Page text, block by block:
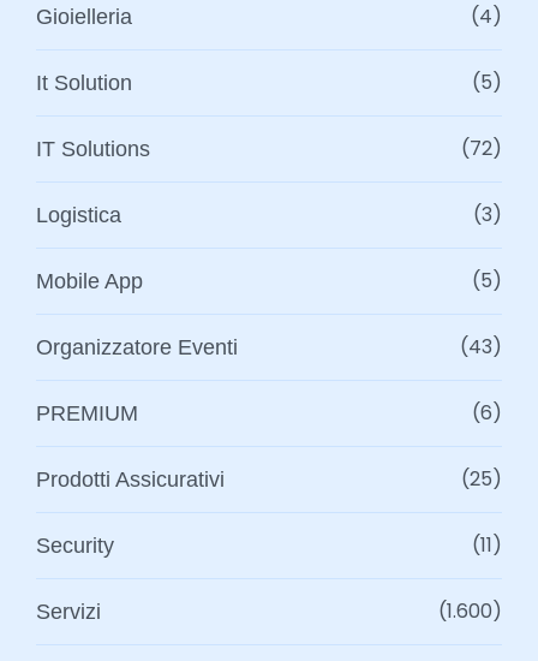
Gioielleria (4)
It Solution (5)
IT Solutions (72)
Logistica (3)
Mobile App (5)
Organizzatore Eventi (43)
PREMIUM (6)
Prodotti Assicurativi (25)
Security (11)
Servizi (1.600)